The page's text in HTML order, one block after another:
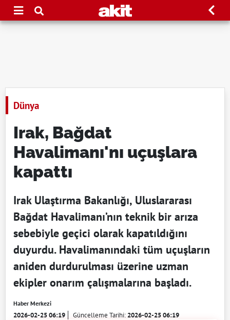
Dünya
Irak, Bağdat
Havalimanı'nı uçuşlara
kapattı
Irak Ulaştırma Bakanlığı, Uluslararası
Bağdat Havalimanı’nın teknik bir arıza
sebebiyle geçici olarak kapatıldığını
duyurdu. Havalimanındaki tüm uçuşların
aniden durdurulması üzerine uzman
ekipler onarım çalışmalarına başladı.
Haber Merkezi
2026-02-25 06:19 Güncelleme Tarihi:2026-02-25 06:19